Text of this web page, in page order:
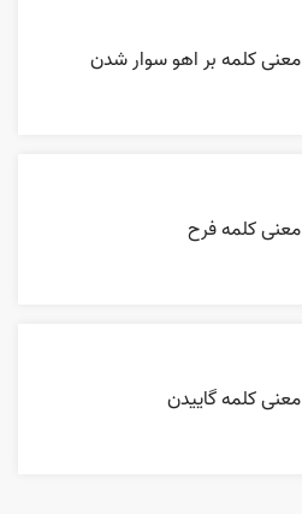
معنی کلمه بر اهو سوار شدن
معنی کلمه فرح
معنی کلمه گاییدن